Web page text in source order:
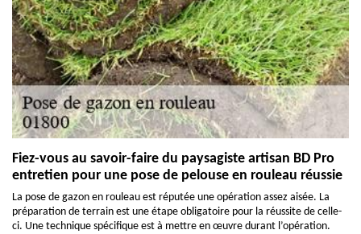
Fiez-vous au savoir-faire du paysagiste artisan BD Pro
entretien pour une pose de pelouse en rouleau réussie
La pose de gazon en rouleau est réputée une opération assez aisée. La
préparation de terrain est une étape obligatoire pour la réussite de celle-
ci. Une technique spécifique est à mettre en œuvre durant l’opération.